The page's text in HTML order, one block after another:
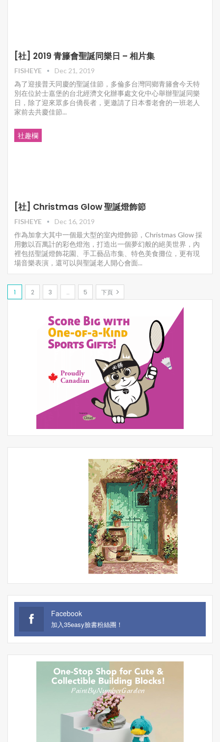
[社] 2019 青籐會聖誕同樂日 – 相片集
FISHEYE
Dec 21, 2019
為了迎接普天同慶的聖誕佳節，多倫多台灣同鄉青籐會今天特
別在位於士嘉堡的台北經濟文化辦事處文化中心舉辦聖誕同樂
日，除了迎來眾多台僑長者，更邀請了日本耆老會的一班老人
家前去共慶佳節...
社趣欄
[社] Christmas Glow 聖誕燈飾節
FISHEYE
Dec 16, 2019
作為加拿大其中一個最大型的室內燈飾節，Christmas Glow 採
用數以百萬計的彩色燈泡，打造出一個夢幻般的絕美世界，內
裡包括聖誕燈飾花園、手工藝品市集、特色美食攤位，更有現
場音樂表演，還可以與聖誕老人開心會面...
1 2 3 … 5 下頁
Facebook
加入35easy臉書粉絲團！